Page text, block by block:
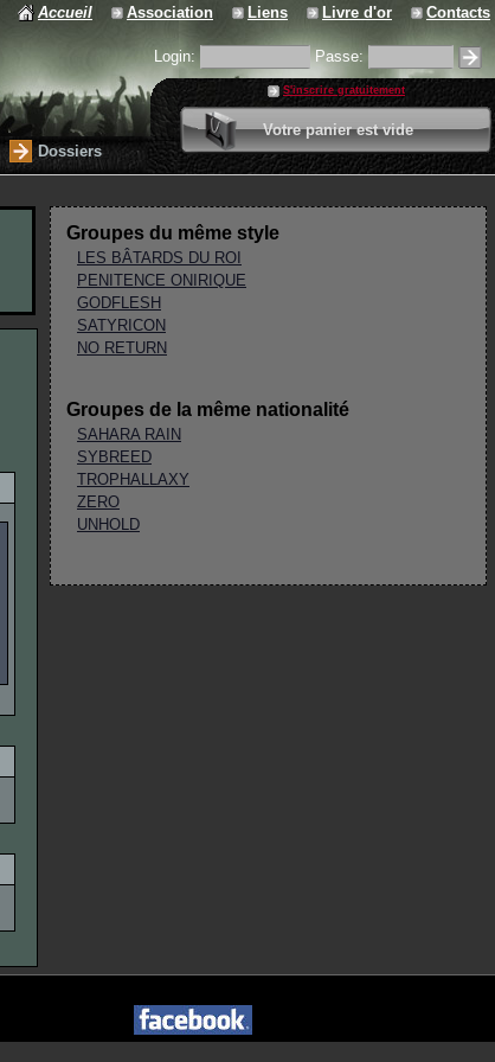
Accueil Association Liens Livre d'or Contacts
Login: Passe:
S'inscrire gratuitement
Votre panier est vide
0 article
Valider votre panier
Dossiers
Groupes du même style
LES BÂTARDS DU ROI
PENITENCE ONIRIQUE
GODFLESH
SATYRICON
NO RETURN
Groupes de la même nationalité
SAHARA RAIN
SYBREED
TROPHALLAXY
ZERO
UNHOLD